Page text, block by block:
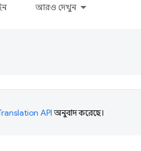
আরও দেখুন
APIঅনুবাদ করেছে।